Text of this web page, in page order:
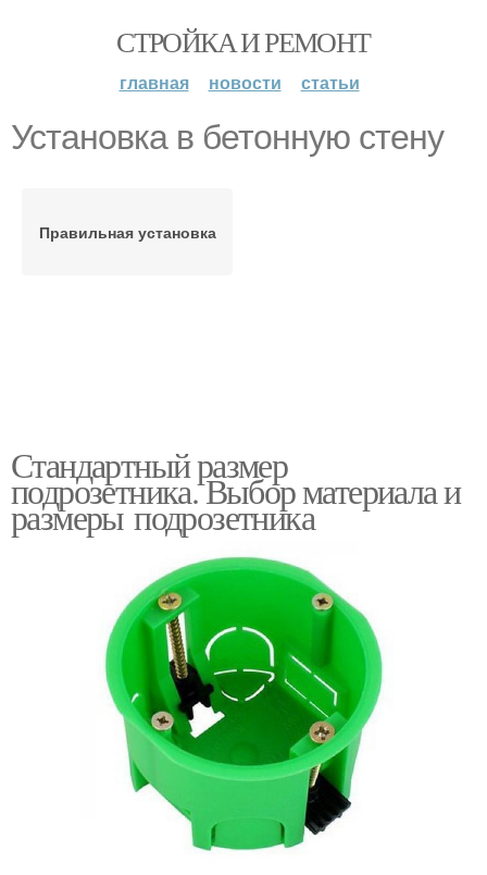
СТРОЙКА И РЕМОНТ
главная новости статьи
Установка в бетонную стену
Правильная установка
Стандартный размер
подрозетника. Выбор материала и
размеры подрозетника